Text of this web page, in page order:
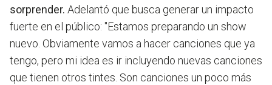
sorprender. Adelantó que busca generar un impacto
fuerte en el público: "Estamos preparando un show
nuevo. Obviamente vamos a hacer canciones que ya
tengo, pero mi idea es ir incluyendo nuevas canciones
que tienen otros tintes . Son canciones un poco más